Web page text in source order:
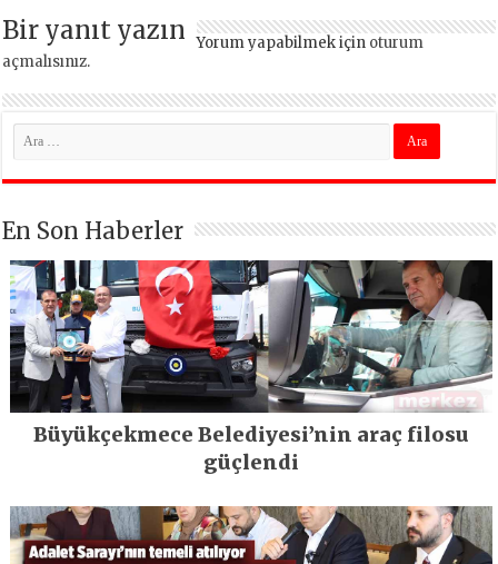
Bir yanıt yazın Yorum yapabilmek için oturum
açmalısınız.
En Son Haberler
Büyükçekmece Belediyesi’nin araç filosu
güçlendi